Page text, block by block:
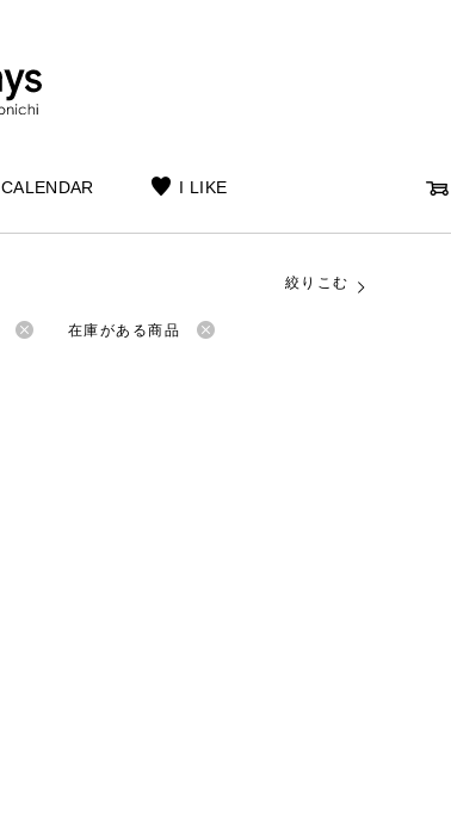
CALENDAR I LIKE
絞りこむ
在庫がある商品